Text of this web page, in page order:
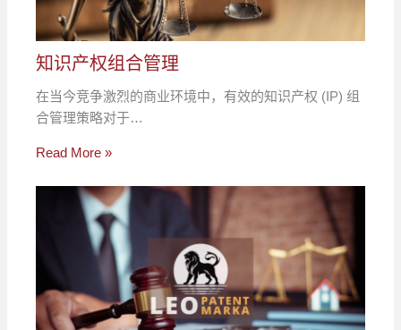
知识产权组合管理
在当今竞争激烈的商业环境中，有效的知识产权 (IP) 组
合管理策略对于…
Read More »